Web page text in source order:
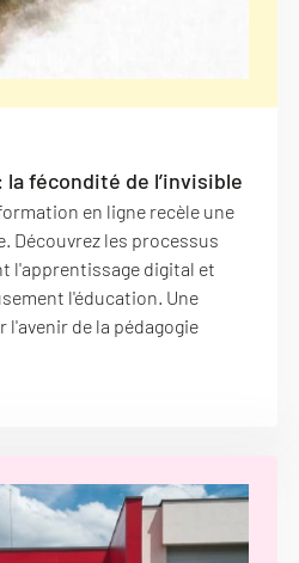
fécondité de l’invisible
en ligne recèle une
Découvrez les processus
l'apprentissage digital et
l'éducation. Une
de la pédagogie